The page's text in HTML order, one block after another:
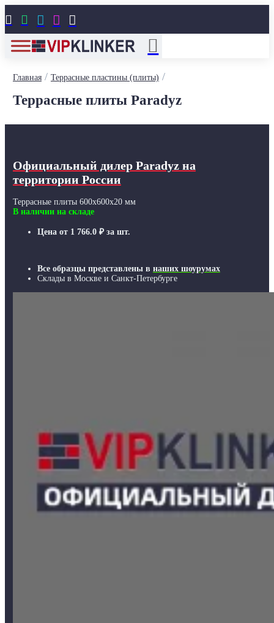
    
Главная/ Террасные пластины (плиты) /
Террасные плиты Paradyz
Официальный дилер Paradyzна
территории России
Террасные плиты 600x600x20 мм
В наличии на складе
Цена от 1 766.0 ₽за шт.
Все образцы представлены в наших шоурумах
Склады в Москве и Санкт-Петербурге